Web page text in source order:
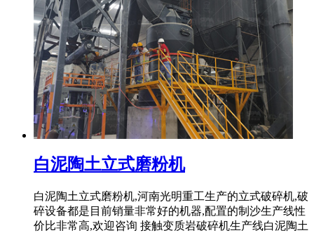
白泥陶土立式磨粉机
白泥陶土立式磨粉机,河南光明重工生产的立式破碎机,破
碎设备都是目前销量非常好的机器,配置的制沙生产线性
价比非常高,欢迎咨询 接触变质岩破碎机生产线白泥陶土